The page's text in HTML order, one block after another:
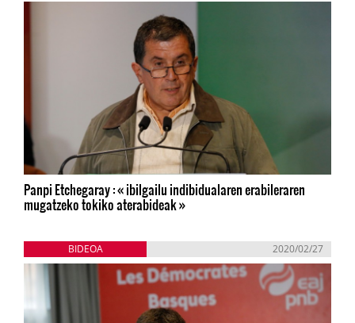
Panpi Etchegaray : « ibilgailu indibidualaren erabileraren
mugatzeko tokiko aterabideak »
BIDEOA 2020/02/27